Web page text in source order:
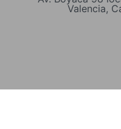
Valencia,